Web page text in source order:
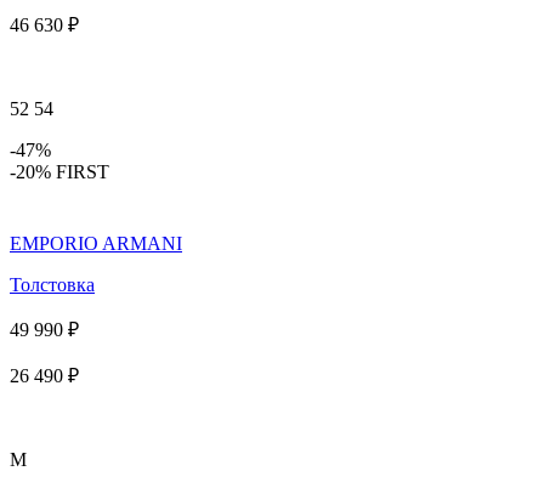
46 630 ₽
52 54
-47%
-20% FIRST
EMPORIO ARMANI
Толстовка
49 990 ₽
26 490 ₽
M